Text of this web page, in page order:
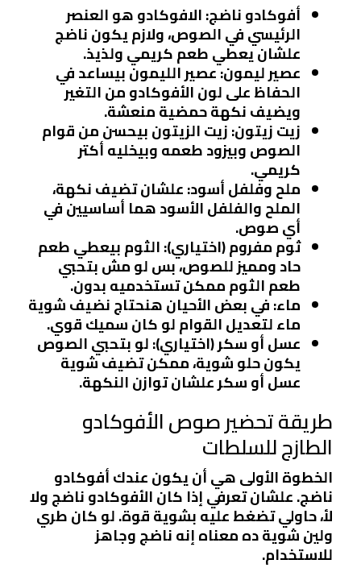
أفوكادو ناضج: الافوكادو هو العنصر
الرئيسي في الصوص، ولازم يكون ناضج
علشان يعطي طعم كريمي ولذيذ.
عصير ليمون: عصير الليمون بيساعد في
الحفاظ على لون الأفوكادو من التغير
ويضيف نكهة حمضية منعشة.
زيت زيتون: زيت الزيتون بيحسن من قوام
الصوص وبيزود طعمه وبيخليه أكتر
كريمي.
ملح وفلفل أسود: علشان تضيف نكهة،
الملح والفلفل الأسود هما أساسيين في
أي صوص.
ثوم مفروم (اختياري): الثوم بيعطي طعم
حاد ومميز للصوص، بس لو مش بتحبي
طعم الثوم ممكن تستخدميه بدون.
ماء: في بعض الأحيان هنحتاج نضيف شوية
ماء لتعديل القوام لو كان سميك قوي.
عسل أو سكر (اختياري): لو بتحبي الصوص
يكون حلو شوية، ممكن تضيف شوية
عسل أو سكر علشان توازن النكهة.
طريقة تحضير صوص الأفوكادو
الطازج للسلطات
الخطوة الأولى هي أن يكون عندك أفوكادو
ناضج. علشان تعرفي إذا كان الأفوكادو ناضج ولا
لأ، حاولي تضغط عليه بشوية قوة. لو كان طري
ولين شوية ده معناه إنه ناضج وجاهز
للاستخدام.